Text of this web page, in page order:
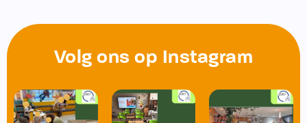
Volg ons op Instagram